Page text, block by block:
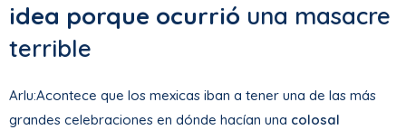
idea porque ocurrió una masacre
terrible
Arlu:Acontece que los mexicas iban a tener una de las más
grandes celebraciones en dónde hacían una colosal